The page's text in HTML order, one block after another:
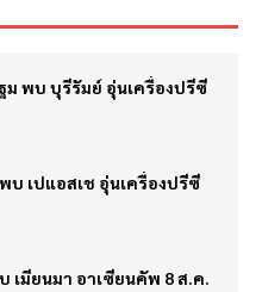
พบ บุรีรัมย์ อุ่นเครื่องปรีซี
บ เปแอสเช อุ่นเครื่องปรีซี
เมียนมา อาเซียนคัพ 8 ส.ค.